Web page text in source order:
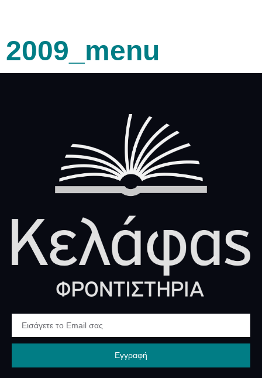
2009_menu
Εγγραφή